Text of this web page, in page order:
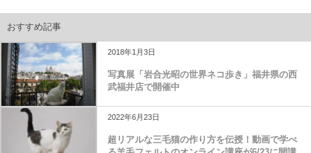
おすすめ記事
2018年1月3日
写真展「岩合光昭の世界ネコ歩き」福井県の西
武福井店で開催中
2022年6月23日
超リアルな三毛猫の作り方を伝授！動画で学べ